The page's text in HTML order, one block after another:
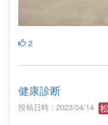
2
健康診断
投稿日時 : 2023/04/14